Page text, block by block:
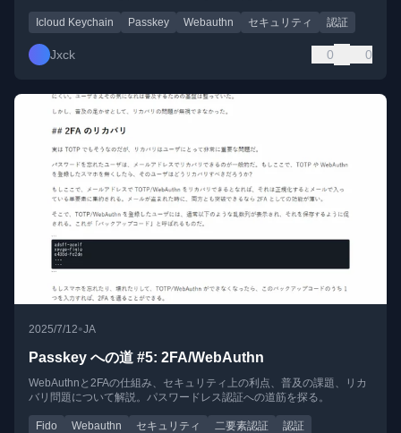
Icloud Keychain Passkey Webauthn セキュリティ 認証
Jxck 0 0
2025/7/12•JA
Passkey への道 #5: 2FA/WebAuthn
WebAuthnと2FAの仕組み、セキュリティ上の利点、普及の課題、リカ
バリ問題について解説。パスワードレス認証への道筋を探る。
Fido Webauthn セキュリティ 二要素認証 認証